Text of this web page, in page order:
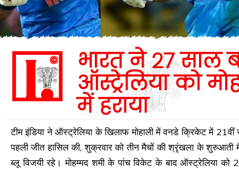
भारत ने 27 साल
ऑस्ट्रेलिया को
में हराया
टीम इंडिया ने ऑस्ट्रेलिया के खिलाफ मोहाली में वनडे क्रिकेट में 21वीं
पहली जीत हासिल की, शुक्रवार को तीन मैचों की श्रृंखला के शुरुआती
ब्लू विजयी रहे। मोहम्मद शमी के पांच विकेट के बाद ऑस्ट्रेलिया को